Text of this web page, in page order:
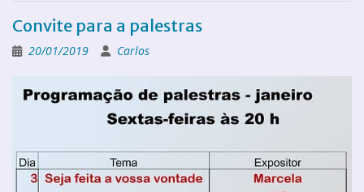
Convite para a palestras
20/01/2019 Carlos